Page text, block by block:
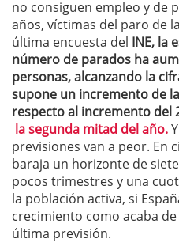
no consiguen empleo y de
años, víctimas del paro de
última encuesta del INE, la
número de parados ha
personas, alcanzando la
supone un incremento de
respecto al incremento del
la segunda mitad del año.
previsiones van a peor. En
baraja un horizonte de
pocos trimestres y una
la población activa, si
crecimiento como acaba
última previsión.